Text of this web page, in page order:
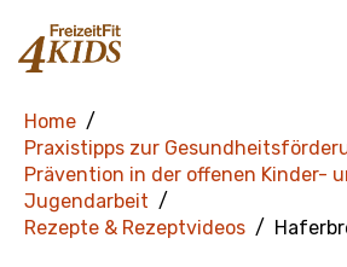
Home
Praxistipps zur
Prävention in der offenen Kinder-
Jugendarbeit
Rezepte & Rezeptvideos